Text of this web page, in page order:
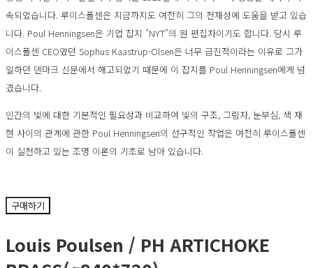
속되었습니다. 루이스폴센은 지금까지도 여전히 그의 천재성에 도움을 받고 있습
니다. Poul Henningsen은 기업 잡지 "NYT"의 원 편집자이기도 합니다. 당시 루
이스폴센 CEO였던 Sophus Kaastrup-Olsen은 너무 급진적이라는 이유로 그가
일하던 덴마크 신문에서 해고되었기 때문에 이 잡지를 Poul Henningsen에게 넘
겼습니다.
인간의 빛에 대한 기본적인 필요성과 비교하여 빛의 구조, 그림자, 눈부심, 색 재
현 사이의 관계에 관한 Poul Henningsen의 선구적인 작업은 여전히 루이스폴센
이 실천하고 있는 조명 이론의 기초로 남아 있습니다.
구매하기
Louis Poulsen / PH ARTICHOKE